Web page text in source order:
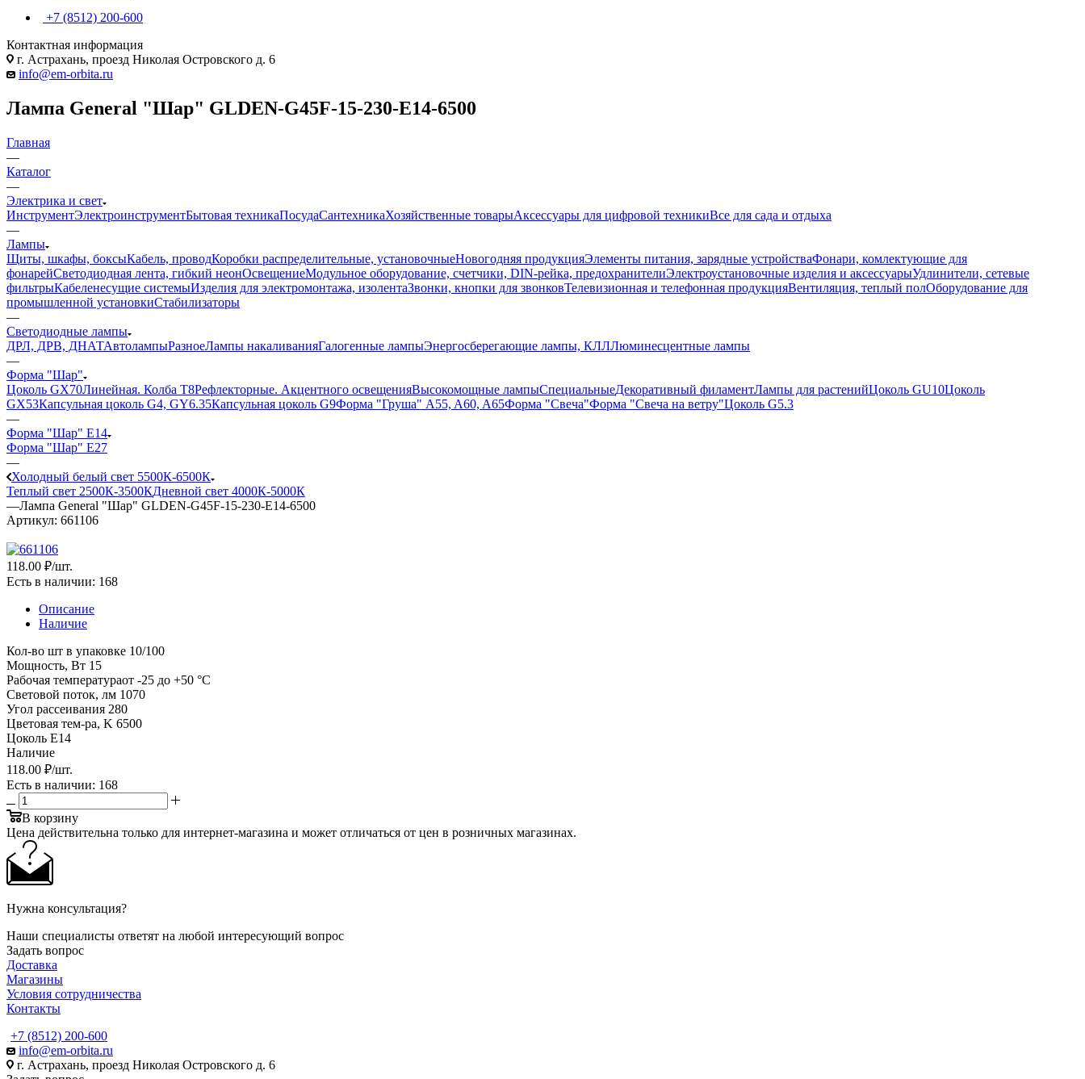
+7 (8512) 200-600
Контактная информация
г. Астрахань, проезд Николая Островского д. 6
info@em-orbita.ru
Лампа General "Шар" GLDEN-G45F-15-230-E14-6500
Главная
—
Каталог
—
Электрика и свет
ИнструментЭлектроинструментБытовая техникаПосудаСантехникаХозяйственные товарыАксессуары для цифровой техникиВсе для сада и отдыха
—
Лампы
Щиты, шкафы, боксыКабель, проводКоробки распределительные, установочныеНовогодняя продукцияЭлементы питания, зарядные устройстваФонари, комлектующие для
фонарейСветодиодная лента, гибкий неонОсвещениеМодульное оборудование, счетчики, DIN-рейка, предохранителиЭлектроустановочные изделия и аксессуарыУдлинители, сетевые
фильтрыКабеленесущие системыИзделия для электромонтажа, изолентаЗвонки, кнопки для звонковТелевизионная и телефонная продукцияВентиляция, теплый полОборудование для
промышленной установкиСтабилизаторы
—
Светодиодные лампы
ДРЛ, ДРВ, ДНАТАвтолампыРазноеЛампы накаливанияГалогенные лампыЭнергосберегающие лампы, КЛЛЛюминесцентные лампы
—
Форма "Шар"
Цоколь GX70Линейная. Колба Т8Рефлекторные. Акцентного освещенияВысокомощные лампыСпециальныеДекоративный филаментЛампы для растенийЦоколь GU10Цоколь
GX53Капсульная цоколь G4, GY6.35Капсульная цоколь G9Форма "Груша" A55, A60, A65Форма "Свеча"Форма "Свеча на ветру"Цоколь G5.3
—
Форма "Шар" E14
Форма "Шар" E27
—
Холодный белый свет 5500К-6500К
Теплый свет 2500К-3500КДневной свет 4000К-5000К
—Лампа General "Шар" GLDEN-G45F-15-230-E14-6500
Артикул: 661106
118.00 ₽/шт.
Есть в наличии: 168
Описание
Наличие
Кол-во шт в упаковке 10/100
Мощность, Вт 15
Рабочая температураот -25 до +50 °С
Световой поток, лм 1070
Угол рассеивания 280
Цветовая тем-ра, K 6500
Цоколь Е14
Наличие
118.00 ₽/шт.
Есть в наличии: 168
В корзину
Цена действительна только для интернет-магазина и может отличаться от цен в розничных магазинах.
Нужна консультация?
Наши специалисты ответят на любой интересующий вопрос
Задать вопрос
Доставка
Магазины
Условия сотрудничества
Контакты
+7 (8512) 200-600
info@em-orbita.ru
г. Астрахань, проезд Николая Островского д. 6